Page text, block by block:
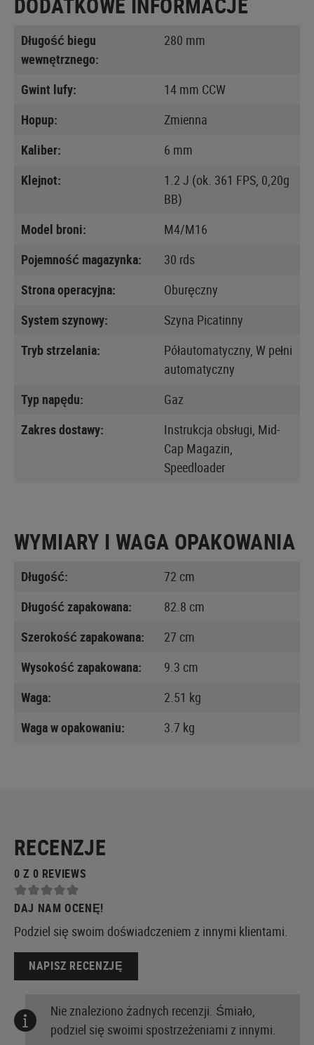
Długość biegu
wewnętrznego:
280 mm
Gwint lufy:
14 mm CCW
Hopup:
Zmienna
Kaliber:
6 mm
Klejnot:
1.2 J (ok. 361 FPS, 0,20g
BB)
Model broni:
M4/M16
Pojemność magazynka:
30 rds
Strona operacyjna:
Oburęczny
System szynowy:
Szyna Picatinny
Tryb strzelania:
Półautomatyczny, W pełni
automatyczny
Typ napędu:
Gaz
Zakres dostawy:
Instrukcja obsługi, Mid-
Cap Magazin,
Speedloader
WYMIARY I WAGA OPAKOWANIA
Długość:
72 cm
Długość zapakowana:
82.8 cm
Szerokość zapakowana:
27 cm
Wysokość zapakowana:
9.3 cm
Waga:
2.51 kg
Waga w opakowaniu:
3.7 kg
RECENZJE
0 Z 0 REVIEWS
DAJ NAM OCENĘ!
Podziel się swoim doświadczeniem z innymi klientami.
NAPISZ RECENZJĘ
Nie znaleziono żadnych recenzji. Śmiało,
podziel się swoimi spostrzeżeniami z innymi.